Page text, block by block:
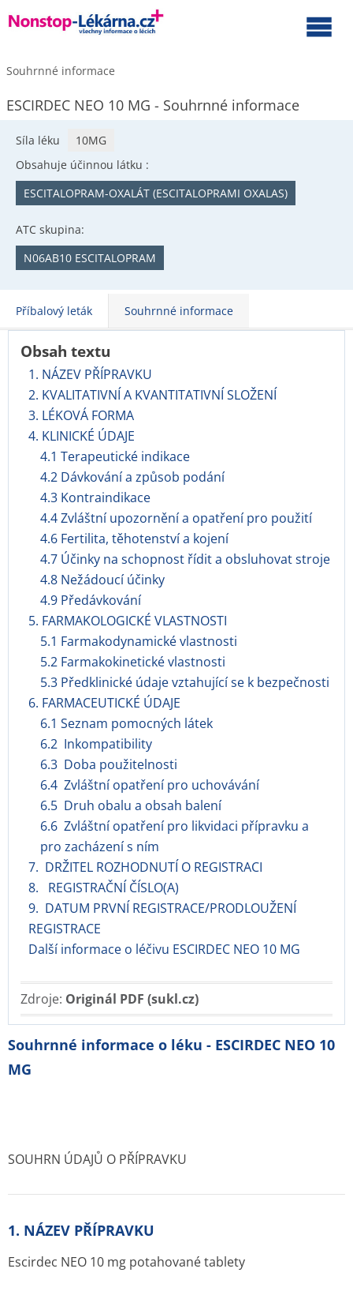
Souhrnné informace
ESCIRDEC NEO 10 MG - Souhrnné informace
Síla léku
10MG
Obsahuje účinnou látku :
ESCITALOPRAM-OXALÁT (ESCITALOPRAMI OXALAS)
ATC skupina:
N06AB10 ESCITALOPRAM
Příbalový leták Souhrnné informace
Obsah textu
1. NÁZEV PŘÍPRAVKU
2. KVALITATIVNÍ A KVANTITATIVNÍ SLOŽENÍ
3. LÉKOVÁ FORMA
4. KLINICKÉ ÚDAJE
4.1 Terapeutické indikace
4.2 Dávkování a způsob podání
4.3 Kontraindikace
4.4 Zvláštní upozornění a opatření pro použití
4.6 Fertilita, těhotenství a kojení
4.7 Účinky na schopnost řídit a obsluhovat stroje
4.8 Nežádoucí účinky
4.9 Předávkování
5. FARMAKOLOGICKÉ VLASTNOSTI
5.1 Farmakodynamické vlastnosti
5.2 Farmakokinetické vlastnosti
5.3 Předklinické údaje vztahující se k bezpečnosti
6. FARMACEUTICKÉ ÚDAJE
6.1 Seznam pomocných látek
6.2 Inkompatibility
6.3 Doba použitelnosti
6.4 Zvláštní opatření pro uchovávání
6.5 Druh obalu a obsah balení
6.6 Zvláštní opatření pro likvidaci přípravku a
pro zacházení s ním
7. DRŽITEL ROZHODNUTÍ O REGISTRACI
8. REGISTRAČNÍ ČÍSLO(A)
9. DATUM PRVNÍ REGISTRACE/PRODLOUŽENÍ
REGISTRACE
Další informace o léčivu ESCIRDEC NEO 10 MG
Zdroje: Originál PDF (sukl.cz)
Souhrnné informace o léku - ESCIRDEC NEO 10
MG
SOUHRN ÚDAJŮ O PŘÍPRAVKU
1. NÁZEV PŘÍPRAVKU
Escirdec NEO 10 mg potahované tablety